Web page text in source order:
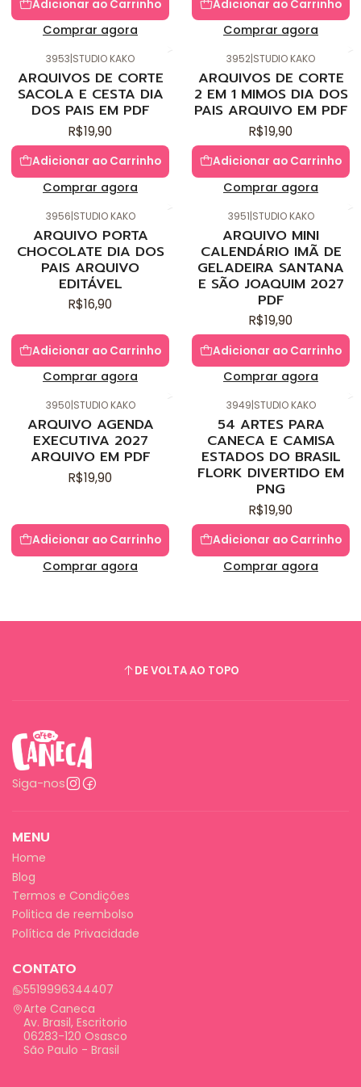
Adicionar ao Carrinho
Comprar agora
Adicionar ao Carrinho
Comprar agora
3953|STUDIO KAKO
ARQUIVOS DE CORTE
SACOLA E CESTA DIA
DOS PAIS EM PDF
R$19,90
Adicionar ao Carrinho
Comprar agora
3952|STUDIO KAKO
ARQUIVOS DE CORTE
2 EM 1 MIMOS DIA DOS
PAIS ARQUIVO EM PDF
R$19,90
Adicionar ao Carrinho
Comprar agora
3956|STUDIO KAKO
ARQUIVO PORTA
CHOCOLATE DIA DOS
PAIS ARQUIVO
EDITÁVEL
R$16,90
Adicionar ao Carrinho
Comprar agora
3951|STUDIO KAKO
ARQUIVO MINI
CALENDÁRIO IMÃ DE
GELADEIRA SANTANA
E SÃO JOAQUIM 2027
PDF
R$19,90
Adicionar ao Carrinho
Comprar agora
3950|STUDIO KAKO
ARQUIVO AGENDA
EXECUTIVA 2027
ARQUIVO EM PDF
R$19,90
Adicionar ao Carrinho
Comprar agora
3949|STUDIO KAKO
54 ARTES PARA
CANECA E CAMISA
ESTADOS DO BRASIL
FLORK DIVERTIDO EM
PNG
R$19,90
Adicionar ao Carrinho
Comprar agora
DE VOLTA AO TOPO
Siga-nos
MENU
Home
Blog
Termos e Condições
Politica de reembolso
Política de Privacidade
CONTATO
5519996344407
Arte Caneca
Av. Brasil, Escritorio
06283-120 Osasco
São Paulo - Brasil